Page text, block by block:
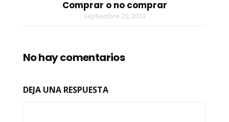
Comprar o no comprar
septiembre 20, 2013
No hay comentarios
DEJA UNA RESPUESTA